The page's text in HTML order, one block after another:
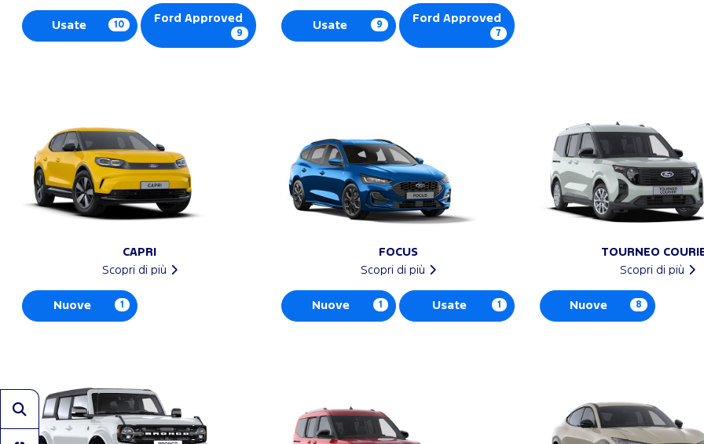
Usate 10
Ford Approved
9
Usate 9
Ford Approved
7
CAPRI
Scopri di più
Nuove 1
FOCUS
Scopri di più
Nuove 1 Usate 1
TOURNEO
Scopri di più
Nuove 8